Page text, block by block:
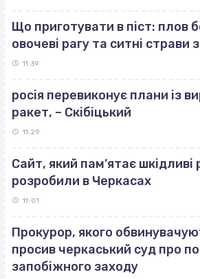
Що приготувати в піст: плов
овочеві рагу та ситні страви
11:39
росія перевиконує плани із
ракет, – Скібіцький
11:29
Сайт, який пам’ятає шкідливі
розробили в Черкасах
11:01
Прокурор, якого
просив черкаський суд про
запобіжного заходу